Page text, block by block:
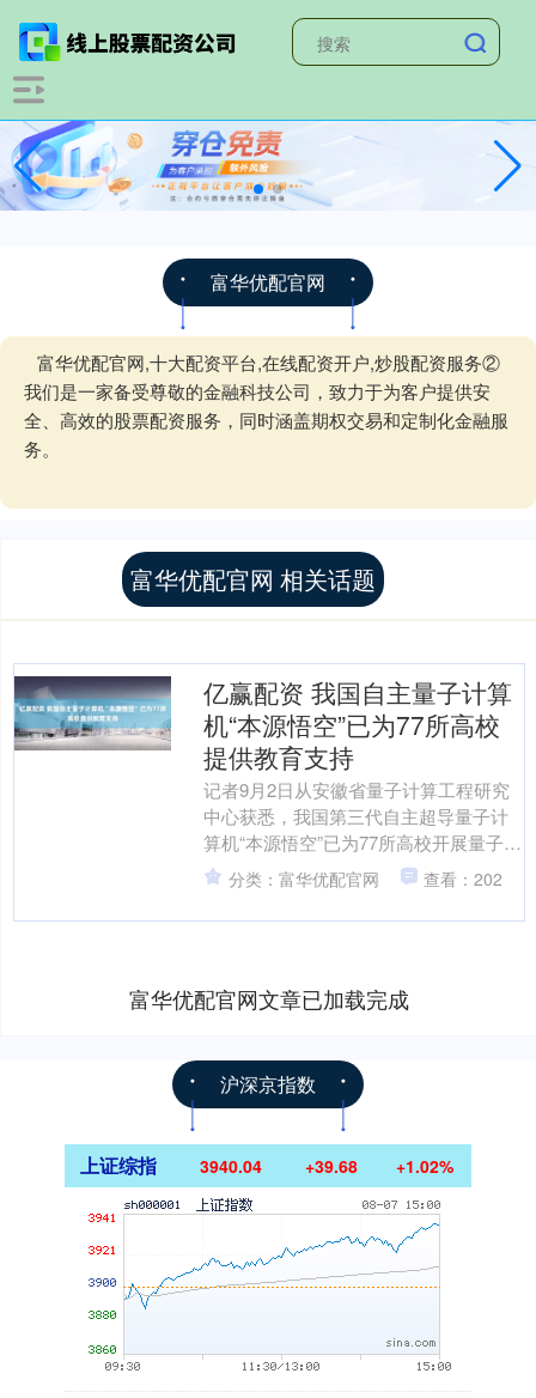
富华优配官网
富华优配官网,十大配资平台,在线配资开户,炒股配资服务②
我们是一家备受尊敬的金融科技公司，致力于为客户提供安
全、高效的股票配资服务，同时涵盖期权交易和定制化金融服
务。
富华优配官网 相关话题
亿赢配资 我国自主量子计算
机“本源悟空”已为77所高校
提供教育支持
记者9月2日从安徽省量子计算工程研究
中心获悉，我国第三代自主超导量子计
算机“本源悟空”已为77所高校开展量子计
算教育提供支持。 安徽省量子计算工程
研究中心副主任....
分类：富华优配官网 查看：202
富华优配官网文章已加载完成
沪深京指数
上证综指 3940.04 +39.68 +1.02%